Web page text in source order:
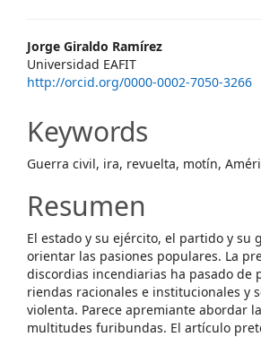
Main
Article
Jorge Giraldo Ramírez
Universidad EAFIT
http://orcid.org/0000-0002-7050-3266
Keywords
Guerra civil, ira, revuelta, motín,
Resumen
El estado y su ejército, el partido y
orientar las pasiones populares. La
discordias incendiarias ha pasado de
riendas racionales e institucionales y
violenta. Parece apremiante abordar
multitudes furibundas. El artículo